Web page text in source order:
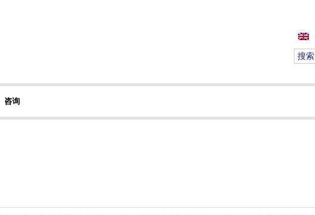
咨询